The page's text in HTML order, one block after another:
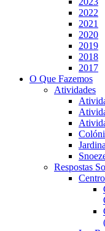
2022
2021
2020
2019
2018
2017
O Que Fazemos
Atividades
Respostas